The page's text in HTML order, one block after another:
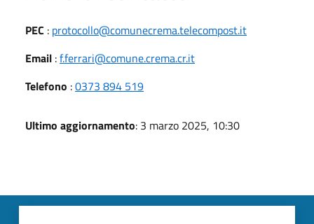
PEC : protocollo@comunecrema.telecompost.it
Email :f.ferrari@comune.crema.cr.it
Telefono :0373 894 519
Ultimo aggiornamento: 3 marzo 2025, 10:30